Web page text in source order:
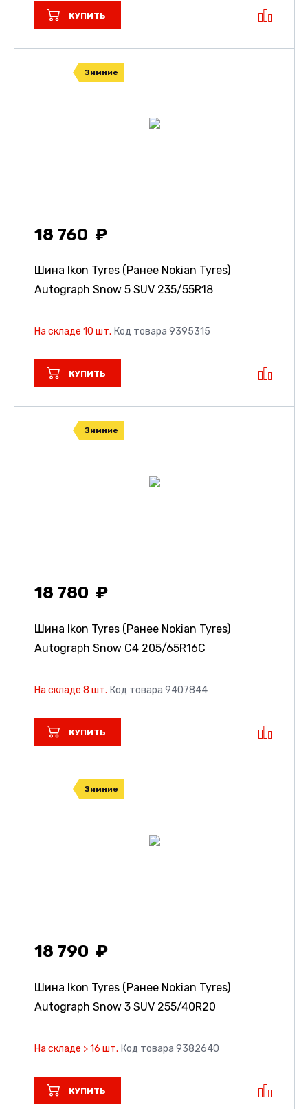
КУПИТЬ
Зимние
18 760
Шина Ikon Tyres (Ранее Nokian Tyres)
Autograph Snow 5 SUV 235/55R18
На складе 10 шт. Код товара 9395315
КУПИТЬ
Зимние
18 780
Шина Ikon Tyres (Ранее Nokian Tyres)
Autograph Snow C4 205/65R16C
На складе 8 шт. Код товара 9407844
КУПИТЬ
Зимние
18 790
Шина Ikon Tyres (Ранее Nokian Tyres)
Autograph Snow 3 SUV 255/40R20
На складе > 16 шт. Код товара 9382640
КУПИТЬ